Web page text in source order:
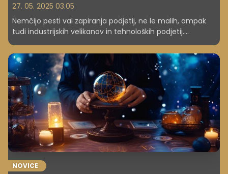
27. 05. 2025 03.05
Nemčijo pesti val zapiranja podjetij, ne le malih, ampak
tudi industrijskih velikanov in tehnoloških podjetij.
in pomanjkanja kadra. Spoznajte, zakaj se številke
razlikujejo od uradnih statistik.
NOVICE